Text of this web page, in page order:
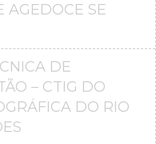
AGEDOCE SE
DE
– CTIG DO
DO RIO